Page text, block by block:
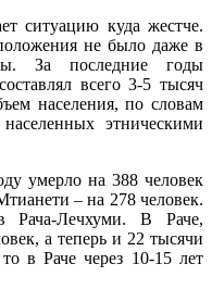
ситуацию куда жестче.
не было даже в
За последние годы
всего 3-5 тысяч
населения, по словам
этническими
умерло на 388 человек
– на 278 человек.
Рача-Лечхуми. В Раче,
а теперь и 22 тысячи
в Раче через 10-15 лет